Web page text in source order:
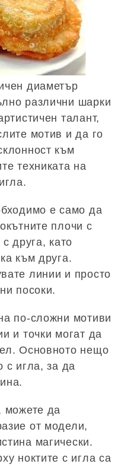
диаметър
различни шарки
талант,
мотив и да го
към
техниката на
е само да
плочи с
друга, като
към друга.
линии и просто
посоки.
по-сложни мотиви
и точки могат да
Основното нещо
с игла, за да
можете да
от модели,
магически.
ноктите с игла са